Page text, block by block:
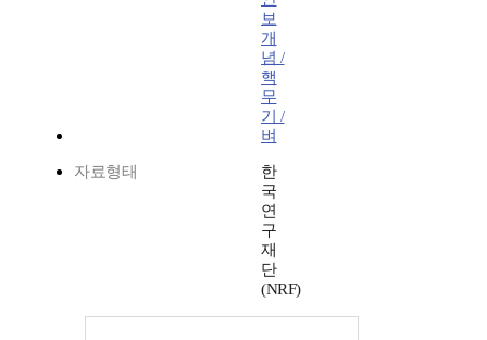
보
개
념 /
핵
무
기 /
벼
자료형태
한
국
연
구
재
단
(NRF)